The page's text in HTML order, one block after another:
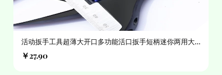
活动扳手工具超薄大开口多功能活口扳手短柄迷你两用大
号
￥27.90